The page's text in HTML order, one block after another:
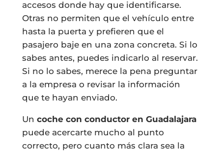
accesos donde hay que identificarse.
Otras no permiten que el vehículo entre
hasta la puerta y prefieren que el
pasajero baje en una zona concreta. Si lo
sabes antes, puedes indicarlo al reservar.
Si no lo sabes, merece la pena preguntar
a la empresa o revisar la información
que te hayan enviado.
Un coche con conductor en Guadalajara
puede acercarte mucho al punto
correcto, pero cuanto más clara sea la